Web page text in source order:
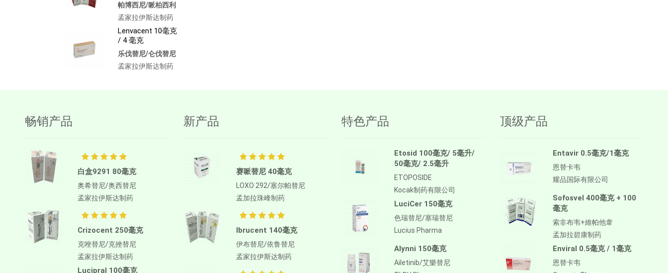
帕博西尼/哌柏西利
孟家拉伊斯达制药
Lenvacent 10毫克
/ 4 毫克
乐伐替尼/仑伐替尼
孟家拉伊斯达制药
畅销产品
白盒9291 80毫克
奥希替尼/奥西替尼
孟家拉伊斯达制药
Crizocent 250毫克
克唑替尼/克挫替尼
孟家拉伊斯达制药
Lucipral 100毫克
新产品
赛哌替尼 40毫克
LOXO 292/塞尔帕替尼
孟加拉珠峰制药
Ibrucent 140毫克
伊布替尼/依鲁替尼
孟家拉伊斯达制药
特色产品
Etosid 100毫克/ 5毫升/
50毫克/ 2.5毫升
ETOPOSIDE
Kocak制药有限公司
LuciCer 150毫克
色瑞替尼/塞瑞替尼
Lucius Pharma
Alynni 150毫克
Ailetinib/艾樂替尼
顶级产品
Entavir 0.5毫克/1毫克
恩替卡韦
耀品国际有限公司
Sofosvel 400毫克 + 100
毫克
索非布韦+維帕他韋
孟加拉碧康制药
Enviral 0.5毫克 / 1毫克
恩替卡韦